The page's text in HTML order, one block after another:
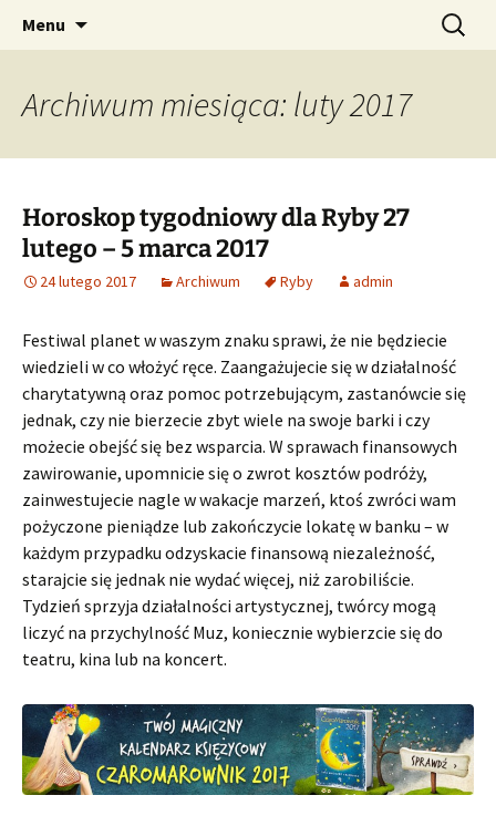
CzaroMarowy horoskop
dzienny, miesięczny i
tygodniowy
Profesjonalne przepowiednie astrologiczne
Menu Szukaj:
Archiwum miesiąca: luty 2017
Horoskop tygodniowy dla Ryby 27
lutego – 5 marca 2017
24 lutego 2017 Archiwum Ryby admin
Festiwal planet w waszym znaku sprawi, że nie będziecie
wiedzieli w co włożyć ręce. Zaangażujecie się w działalność
charytatywną oraz pomoc potrzebującym, zastanówcie się
jednak, czy nie bierzecie zbyt wiele na swoje barki i czy
możecie obejść się bez wsparcia. W sprawach finansowych
zawirowanie, upomnicie się o zwrot kosztów podróży,
zainwestujecie nagle w wakacje marzeń, ktoś zwróci wam
pożyczone pieniądze lub zakończycie lokatę w banku – w
każdym przypadku odzyskacie finansową niezależność,
starajcie się jednak nie wydać więcej, niż zarobiliście.
Tydzień sprzyja działalności artystycznej, twórcy mogą
liczyć na przychylność Muz, koniecznie wybierzcie się do
teatru, kina lub na koncert.